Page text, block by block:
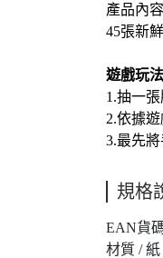
產品內
45張新
遊戲玩法
1.抽一
2.依據
3.最先
規格
EAN貨
材質 / 紙